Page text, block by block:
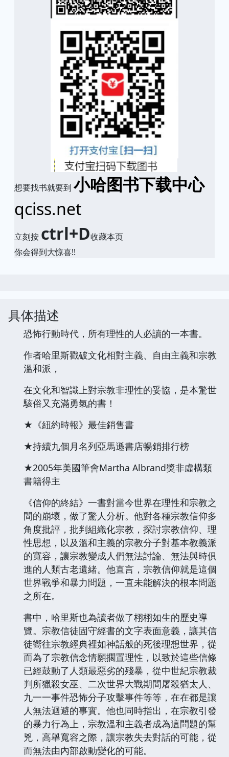
想要找书就要到 小哈图书下载中心
qciss.net
立刻按 ctrl+D收藏本页
你会得到大惊喜!!
具体描述
恐怖行動時代，所有理性的人必讀的一本書。
作者哈里斯戳破文化相對主義、自由主義和宗教
溫和派，
在文化和智識上對宗教非理性的妥協，是本驚世
駭俗又充滿勇氣的書！
★《紐約時報》最佳銷售書
★持續九個月名列亞馬遜書店暢銷排行榜
★2005年美國筆會Martha Albrand獎非虛構類
書籍得主
《信仰的終結》一書對當今世界在理性和宗教之
間的崩壞，做了驚人分析。他對各種宗教信仰多
角度批評，批判組織化宗教，探討宗教信仰、理
性思想，以及溫和主義的宗教分子對基本教義派
的寬容，讓宗教變成人們無法討論、無法與時俱
進的人類古老遺緒。他直言，宗教信仰就是這個
世界戰爭和暴力問題，一直未能解決的根本問題
之所在。
書中，哈里斯也為讀者做了栩栩如生的歷史導
覽。宗教信徒固守經書的文字表面意義，讓其信
徒嚮往宗教經典裡如神話般的死後理想世界，從
而為了宗教信念情願擱置理性，以致於這些信條
已經鼓動了人類最惡劣的殘暴，從中世紀宗教裁
判所獵殺女巫、二次世界大戰期間屠殺猶太人、
九一一事件恐怖分子攻擊事件等等，在在都是讓
人無法迴避的事實。他也同時指出，在宗教引發
的暴力行為上，宗教溫和主義者成為這問題的幫
兇，高舉寬容之際，讓宗教失去對話的可能，從
而無法由內部啟動變化的可能。